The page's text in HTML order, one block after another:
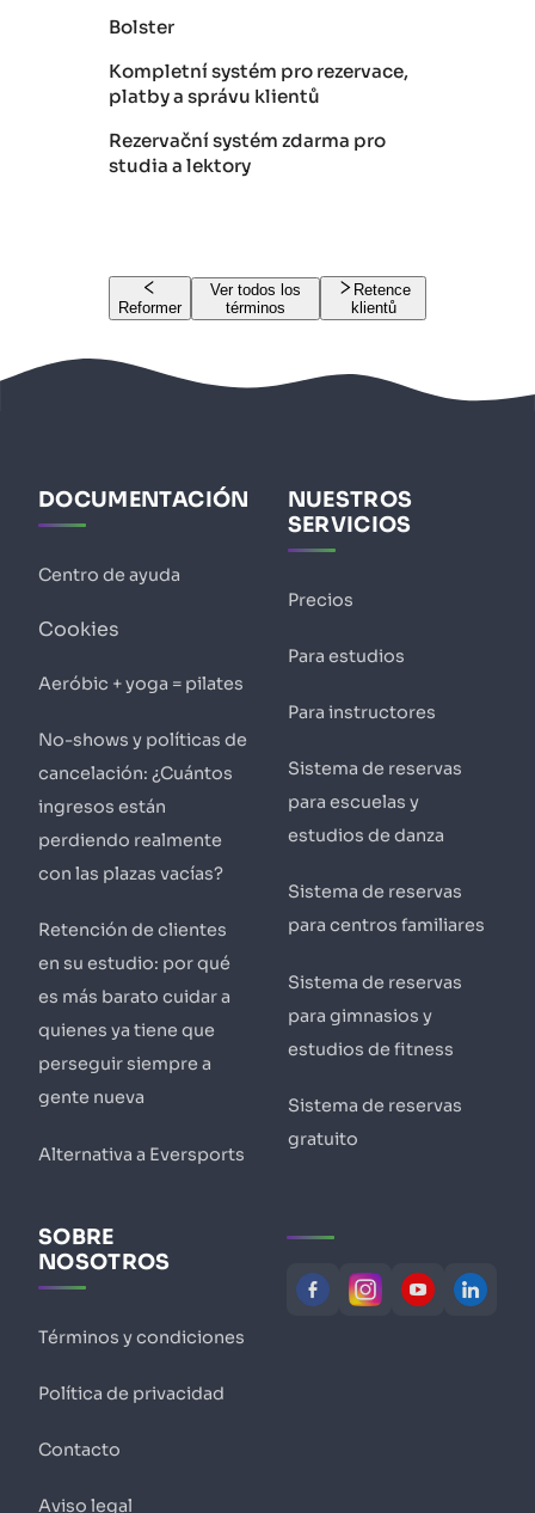
Bolster
Kompletní systém pro rezervace,
platby a správu klientů
Rezervační systém zdarma pro
studia a lektory
Reformer
Ver todos los
términos
Retence
klientů
DOCUMENTACIÓN
Centro de ayuda
Cookies
Aeróbic + yoga = pilates
No-shows y políticas de
cancelación: ¿Cuántos
ingresos están
perdiendo realmente
con las plazas vacías?
Retención de clientes
en su estudio: por qué
es más barato cuidar a
quienes ya tiene que
perseguir siempre a
gente nueva
Alternativa a Eversports
NUESTROS
SERVICIOS
Precios
Para estudios
Para instructores
Sistema de reservas
para escuelas y
estudios de danza
Sistema de reservas
para centros familiares
Sistema de reservas
para gimnasios y
estudios de fitness
Sistema de reservas
gratuito
SOBRE
NOSOTROS
Términos y condiciones
Política de privacidad
Contacto
Aviso legal